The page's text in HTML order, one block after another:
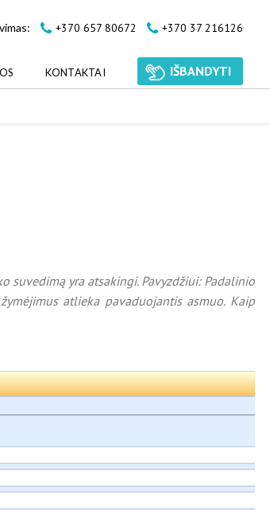
+370 657 80672 +370 37 216126
KONTAKTAI IŠBANDYTI
yra atsakingi. Pavyzdžiui: Padalinio
atlieka pavaduojantis asmuo. Kaip